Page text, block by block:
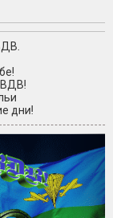
ВДВ!
дни!
+2